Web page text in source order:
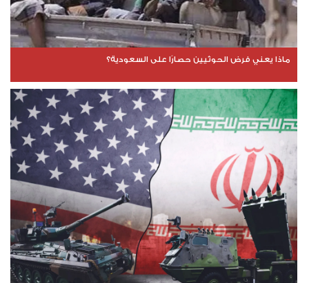
ماذا يعني فرض الحوثيين حصارًا على السعودية؟